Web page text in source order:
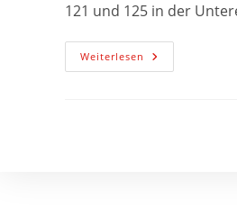
121 und 125 in der
Weiterlesen